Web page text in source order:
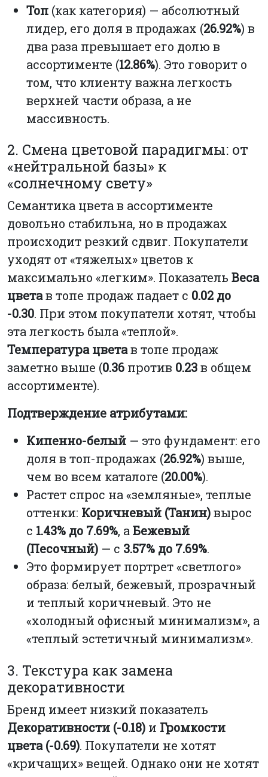
Топ (как категория) — абсолютный
лидер, его доля в продажах (26.92%) в
два раза превышает его долю в
ассортименте (12.86%). Это говорит о
том, что клиенту важна легкость
верхней части образа, а не
массивность.
2. Смена цветовой парадигмы: от
«нейтральной базы» к
«солнечному свету»
Семантика цвета в ассортименте
довольно стабильна, но в продажах
происходит резкий сдвиг. Покупатели
уходят от «тяжелых» цветов к
максимально «легким». Показатель Веса
цветав топе продаж падает с 0.02 до
-0.30. При этом покупатели хотят, чтобы
эта легкость была «теплой».
Температура цветав топе продаж
заметно выше (0.36 против 0.23в общем
ассортименте).
Подтверждение атрибутами:
Кипенно-белый — это фундамент: его
доля в топ-продажах (26.92%) выше,
чем во всем каталоге (20.00%).
Растет спрос на «земляные», теплые
оттенки: Коричневый (Танин)вырос
с 1.43% до 7.69%, аБежевый
(Песочный) — с 3.57% до 7.69%.
Это формирует портрет «светлого»
образа: белый, бежевый, прозрачный
и теплый коричневый. Это не
«холодный офисный минимализм», а
«теплый эстетичный минимализм».
3. Текстура как замена
декоративности
Бренд имеет низкий показатель
Декоративности (-0.18) и Громкости
цвета (-0.69). Покупатели не хотят
«кричащих» вещей. Однако они не хотят